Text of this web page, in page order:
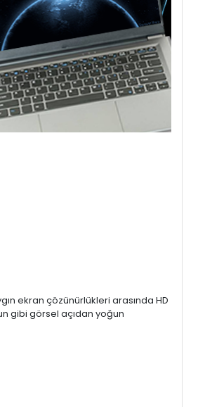
ekran çözünürlükleri arasında HD
gibi görsel açıdan yoğun